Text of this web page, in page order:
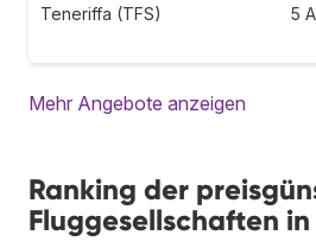
Teneriffa (TFS)
5
Mehr Angebote anzeigen
Ranking der
Fluggesellschaften in